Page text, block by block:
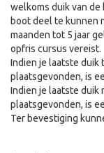
welkoms duik van de
boot deel te kunnen
maanden tot 5 jaar
opfris cursus vereist.
Indien je laatste duik
plaatsgevonden, is
Indien je laatste duik
plaatsgevonden, is
Ter bevestiging